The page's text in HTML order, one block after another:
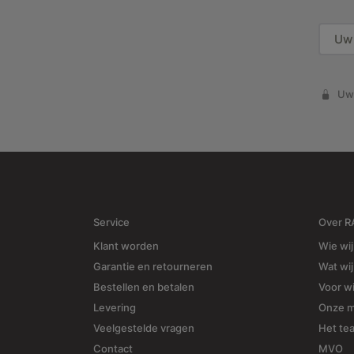
Service
Klant worden
Garantie en retourneren
Bestellen en betalen
Levering
Veelgestelde vragen
Contact
Over
Wie
Wat
Voor
Onze
Het
MVO